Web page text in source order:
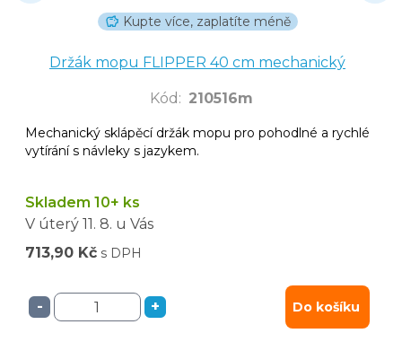
Kupte více, zaplatíte méně
Držák mopu FLIPPER 40 cm mechanický
Kód : 210516m
Mechanický sklápěcí držák mopu pro pohodlné a rychlé
vytírání s návleky s jazykem.
Skladem 10+ ks
V úterý 11. 8. u Vás
713,90 Kč s DPH
- + Do košíku